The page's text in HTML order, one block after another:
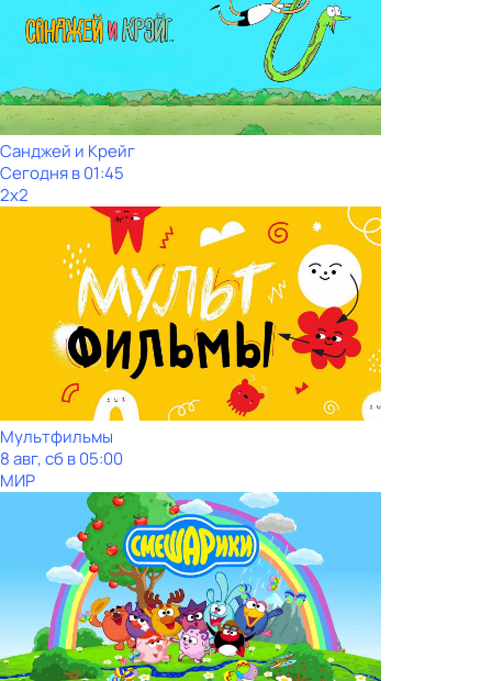
Санджей и Крейг
Сегодня в 01:45
2x2
Мультфильмы
8 авг, сб в 05:00
МИР